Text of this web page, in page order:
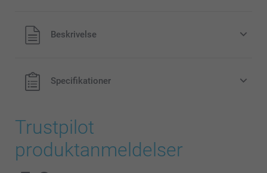
Alle priser inklusive moms og uden
forsendelsesomkostninger
Beskrivelse
Specifikationer
Trustpilot
produktanmeldelser